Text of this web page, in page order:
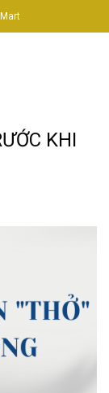
KHI